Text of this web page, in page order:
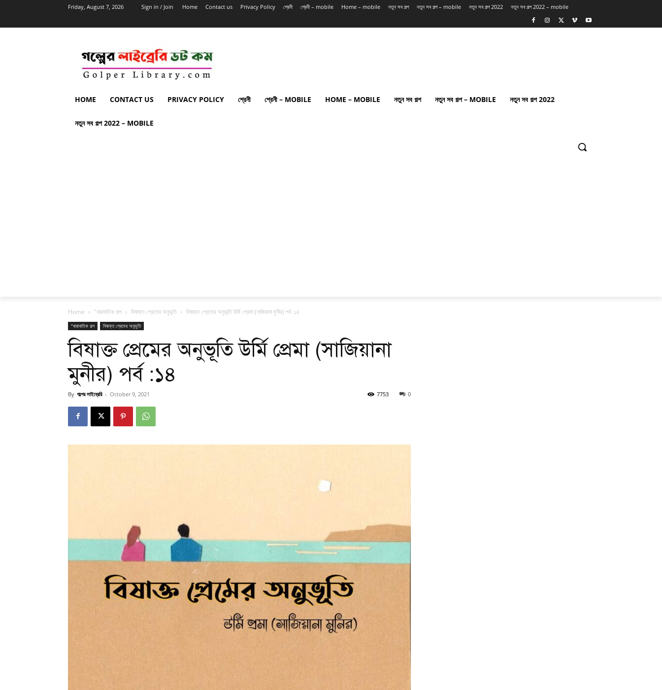
Friday, August 7, 2026 Sign in / Join Home Contact us Privacy Policy শ্রেনী শ্রেনী – mobile Home – mobile নতুন সব গল্প নতুন সব গল্প – mobile নতুন সব গল্প 2022 নতুন সব গল্প 2022 – mobile
HOME CONTACT US PRIVACY POLICY শ্রেনী শ্রেনী – MOBILE HOME – MOBILE নতুন সব গল্প নতুন সব গল্প – MOBILE নতুন সব গল্প 2022
নতুন সব গল্প 2022 – MOBILE
Home "ধারাবাহিক গল্প বিষাক্ত প্রেমের অনুভূতি বিষাক্ত প্রেমের অনুভূতি উর্মি প্রেমা (সাজিয়ানা মুনীর) পর্ব :১৪
"ধারাবাহিক গল্প বিষাক্ত প্রেমের অনুভূতি
বিষাক্ত প্রেমের অনুভূতি উর্মি প্রেমা (সাজিয়ানা
মুনীর) পর্ব :১৪
By গল্পের লাইব্রেরি - October 9, 2021 0
7753